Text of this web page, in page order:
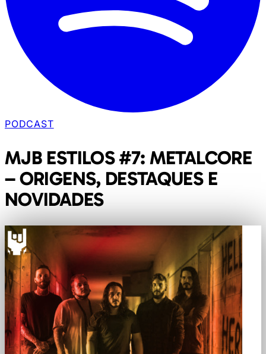
PODCAST
MJB ESTILOS #7: METALCORE
– ORIGENS, DESTAQUES E
NOVIDADES